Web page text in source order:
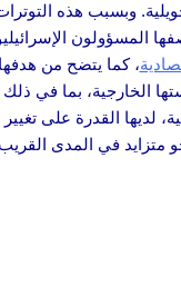
وبسبب هذه
المسؤولون
، كما يتضح من
الخارجية، بما في
لديها القدرة على
متزايد في المدى